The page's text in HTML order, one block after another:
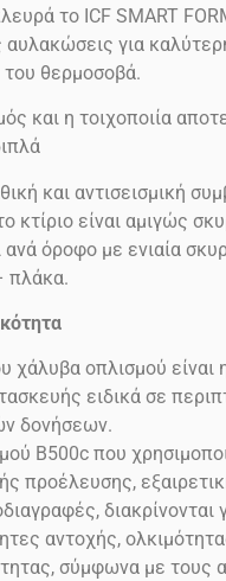
το ICF SMART
αυλακώσεις για
του θερμοσοβά.
και η τοιχοποιία
και αντισεισμική
κτίριο είναι αμιγώς
ανά όροφο με ενιαία
πλάκα.
χάλυβα οπλισμού είναι
ειδικά σε
δονήσεων.
Β500c που
προέλευσης,
διακρίνονται
αντοχής,
σύμφωνα με τους